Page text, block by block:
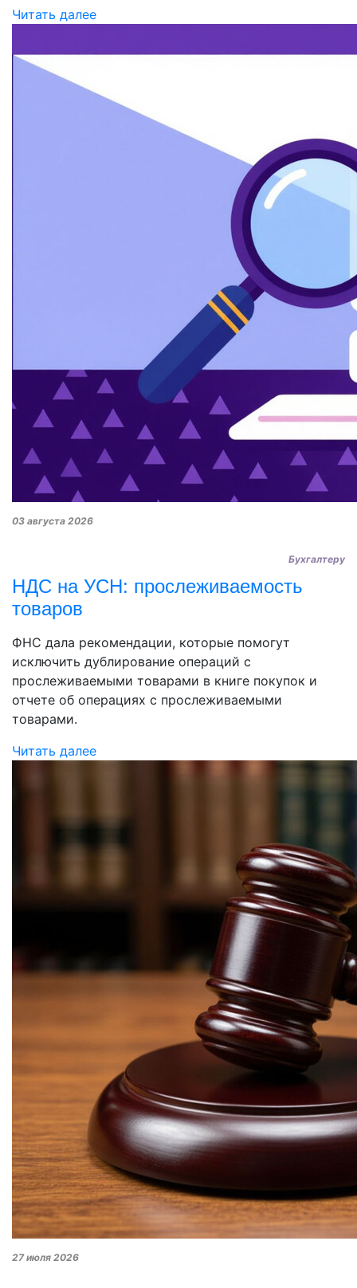
Читать далее
03 августа 2026
Бухгалтеру
НДС на УСН: прослеживаемость
товаров
ФНС дала рекомендации, которые помогут
исключить дублирование операций с
прослеживаемыми товарами в книге покупок и
отчете об операциях с прослеживаемыми
товарами.
Читать далее
27 июля 2026